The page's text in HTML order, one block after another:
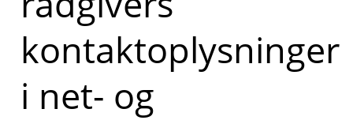
kontaktoplysninger
i net- og